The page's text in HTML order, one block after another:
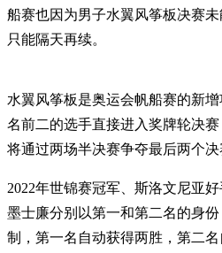
船赛也因为男子水翼风筝板决赛
只能隔天再续。
水翼风筝板是奥运会帆船赛的新
名前二的选手直接进入奖牌轮决
将通过两场半决赛争夺最后两个决
2022年世锦赛冠军、斯洛文尼亚
墨士廉分别以第一和第二名的身
制，第一名自动获得两胜，第二